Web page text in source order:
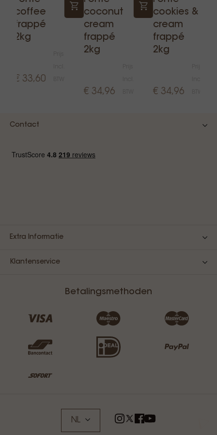
coffee
frappé
2kg
€ 33,60
coconut
cream
frappé
2kg
€ 34,96
cookies &
cream
frappé
2kg
€ 34,96
Contact
Extra Informatie
Klantenservice
Betalingsmethoden
NL